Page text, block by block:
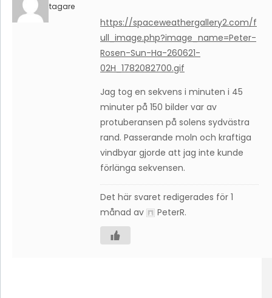
Deltagare
https://spaceweathergallery2.com/f
ull_image.php?image_name=Peter-
Rosen-Sun-Ha-260621-
02H_1782082700.gif
Jag tog en sekvens i minuten i 45
minuter på 150 bilder var av
protuberansen på solens sydvästra
rand. Passerande moln och kraftiga
vindbyar gjorde att jag inte kunde
förlänga sekvensen.
Det här svaret redigerades för 1
månad av
PeterR.